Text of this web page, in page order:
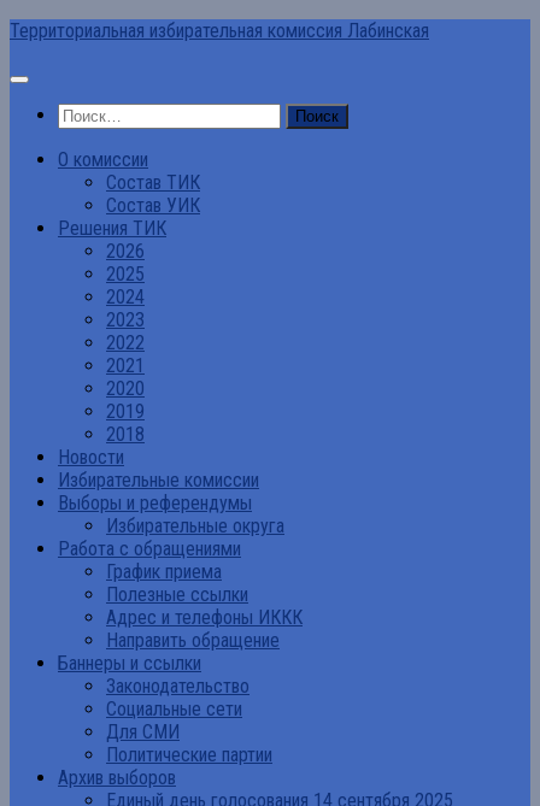
Перейти
содержимому
Территориальная избирательная комиссия Лабинская
Найти:
О комиссии
Состав ТИК
Состав УИК
Решения ТИК
2026
2025
2024
2023
2022
2021
2020
2019
2018
Новости
Избирательные комиссии
Выборы и референдумы
Избирательные округа
Работа с обращениями
График приема
Полезные ссылки
Адрес и телефоны ИККК
Направить обращение
Баннеры и ссылки
Законодательство
Социальные сети
Для СМИ
Политические партии
Архив выборов
Единый день голосования 14 сентября 2025